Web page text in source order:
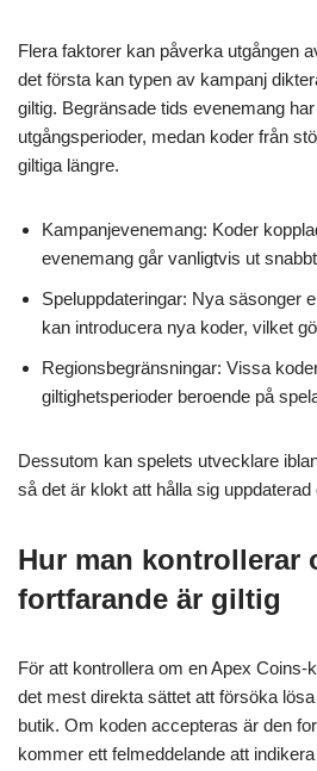
Flera faktorer kan påverka utgången
det första kan typen av kampanj
giltig. Begränsade tids evenemang
utgångsperioder, medan koder från
giltiga längre.
Kampanjevenemang: Koder
evenemang går vanligtvis ut
Speluppdateringar: Nya säsonger
kan introducera nya koder, vilket
Regionsbegränsningar: Vissa
giltighetsperioder beroende på
Dessutom kan spelets utvecklare
så det är klokt att hålla sig
Hur man kontrollerar
fortfarande är giltig
För att kontrollera om en Apex Coins-
det mest direkta sättet att försöka
butik. Om koden accepteras är den
kommer ett felmeddelande att